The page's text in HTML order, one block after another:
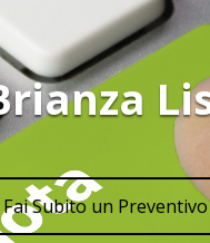
Fai Subito un Preventivo